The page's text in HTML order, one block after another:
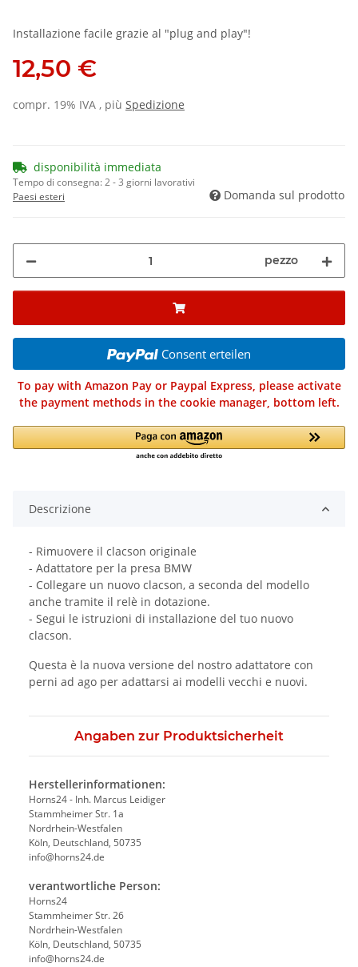
Installazione facile grazie al "plug and play"!
12,50 €
compr. 19% IVA , più Spedizione
disponibilità immediata
Tempo di consegna:2 - 3 giorni lavorativi
Paesi esteri
Domanda sul prodotto
pezzo
Consent erteilen
To pay with Amazon Pay or Paypal Express, please activate
the payment methods in the cookie manager, bottom left.
Descrizione
- Rimuovere il clacson originale
- Adattatore per la presa BMW
- Collegare un nuovo clacson, a seconda del modello
anche tramite il relè in dotazione.
- Segui le istruzioni di installazione del tuo nuovo
clacson.
Questa è la nuova versione del nostro adattatore con
perni ad ago per adattarsi ai modelli vecchi e nuovi.
Angaben zur Produktsicherheit
Herstellerinformationen:
Horns24 - Inh. Marcus Leidiger
Stammheimer Str. 1a
Nordrhein-Westfalen
Köln, Deutschland, 50735
info@horns24.de
verantwortliche Person:
Horns24
Stammheimer Str. 26
Nordrhein-Westfalen
Köln, Deutschland, 50735
info@horns24.de